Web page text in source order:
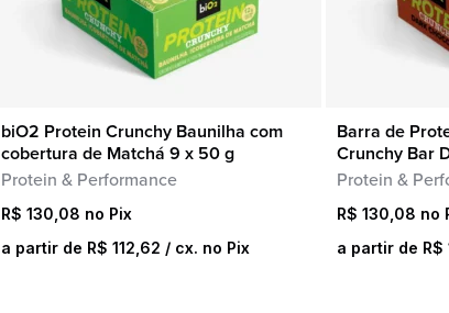
Procurar
por:
COMPRA RÁPIDA
biO2 Protein Crunchy Baunilha com
cobertura de Matchá 9 x 50 g
Protein & Performance
R$ 130,08
a partir de R$ 112,62 / cx. no Pix
Barra de
Crunchy Bar
Protein &
R$ 130,08
a partir de R$